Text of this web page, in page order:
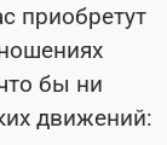
приобретут
бы ни
движений: